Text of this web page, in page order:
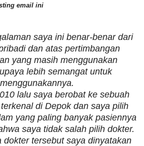
email ini
saya ini benar-benar dari
dan atas pertimbangan
yang masih menggunakan
lebih semangat untuk
lalu saya berobat ke sebuah
di Depok dan saya pilih
yang paling banyak pasiennya
saya tidak salah pilih dokter.
dokter tersebut saya dinyatakan